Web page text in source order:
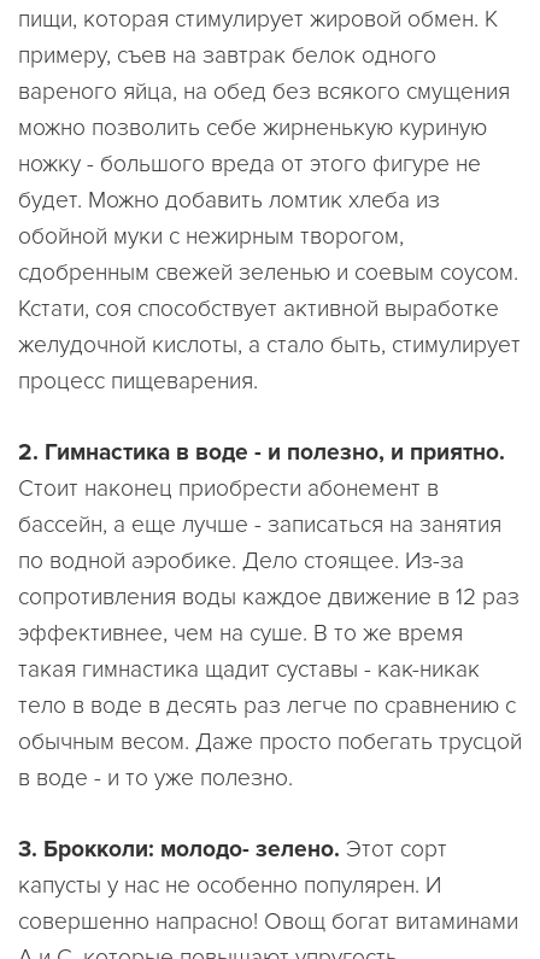
пищи, которая стимулирует жировой обмен. К
примеру, съев на завтрак белок одного
вареного яйца, на обед без всякого смущения
можно позволить себе жирненькую куриную
ножку - большого вреда от этого фигуре не
будет. Можно добавить ломтик хлеба из
обойной муки с нежирным творогом,
сдобренным свежей зеленью и соевым соусом.
Кстати, соя способствует активной выработке
желудочной кислоты, а стало быть, стимулирует
процесс пищеварения.
2. Гимнастика в воде - и полезно, и приятно.
Стоит наконец приобрести абонемент в
бассейн, а еще лучше - записаться на занятия
по водной аэробике. Дело стоящее. Из-за
сопротивления воды каждое движение в 12 раз
эффективнее, чем на суше. В то же время
такая гимнастика щадит суставы - как-никак
тело в воде в десять раз легче по сравнению с
обычным весом. Даже просто побегать трусцой
в воде - и то уже полезно.
3. Брокколи: молодо- зелено. Этот сорт
капусты у нас не особенно популярен. И
совершенно напрасно! Овощ богат витаминами